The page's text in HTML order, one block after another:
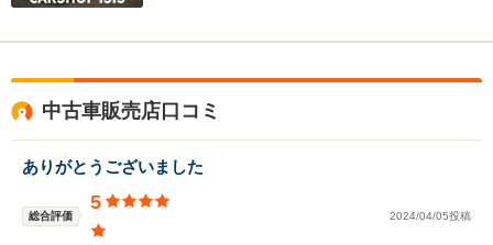
中古車販売店口コミ
ありがとうございました
総合評価
5
2024/04/05投稿